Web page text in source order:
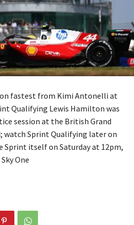
fastest from Kimi Antonelli at
Qualifying Lewis Hamilton was
session at the British Grand
Sprint Qualifying later on
Sprint itself on Saturday at 12pm,
One